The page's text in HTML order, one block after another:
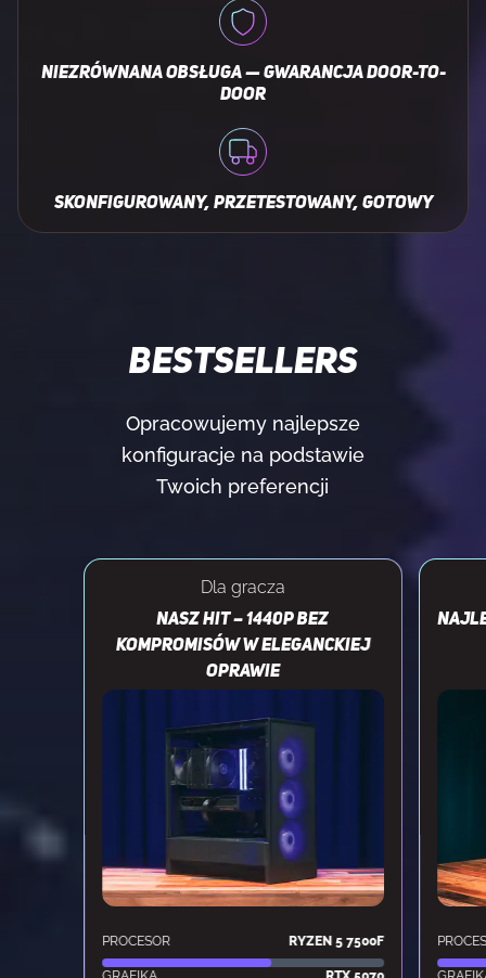
NIEZRÓWNANA OBSŁUGA — GWARANCJA DOOR-TO-
DOOR
SKONFIGUROWANY, PRZETESTOWANY, GOTOWY
BESTSELLERS
Opracowujemy najlepsze
konfiguracje na podstawie
Twoich preferencji
Dla gracza
Nasz hit – 1440p bez
kompromisów w eleganckiej
oprawie
PROCESOR RYZEN 5 7500F